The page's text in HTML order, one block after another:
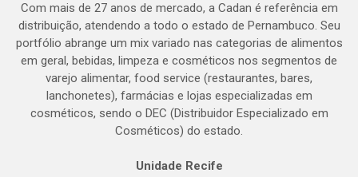
Com mais de 27 anos de mercado, a Cadan é referência em
distribuição, atendendo a todo o estado de Pernambuco. Seu
portfólio abrange um mix variado nas categorias de alimentos
em geral, bebidas, limpeza e cosméticos nos segmentos de
varejo alimentar, food service (restaurantes, bares,
lanchonetes), farmácias e lojas especializadas em
cosméticos, sendo o DEC (Distribuidor Especializado em
Cosméticos) do estado.
Unidade Recife